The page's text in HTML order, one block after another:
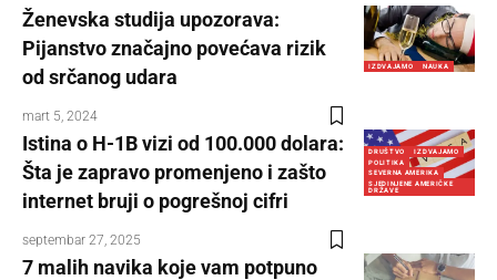
IZDVAJAMO NAUKA
Ženevska studija upozorava:
Pijanstvo značajno povećava rizik
od srčanog udara
mart 5, 2024
DRUŠTVO
IZDVAJAMO
POLITIKA
SEVERNA AMERIKA
SJEDINJENE AMERIČKE
DRŽAVE
Istina o H-1B vizi od 100.000 dolara:
Šta je zapravo promenjeno i zašto
internet bruji o pogrešnoj cifri
septembar 27, 2025
7 malih navika koje vam potpuno